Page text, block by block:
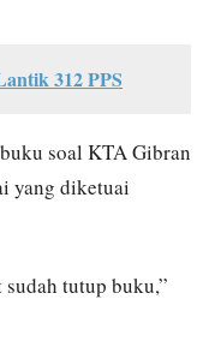
312 PPS
soal KTA Gibran
yang diketuai
tutup buku,”